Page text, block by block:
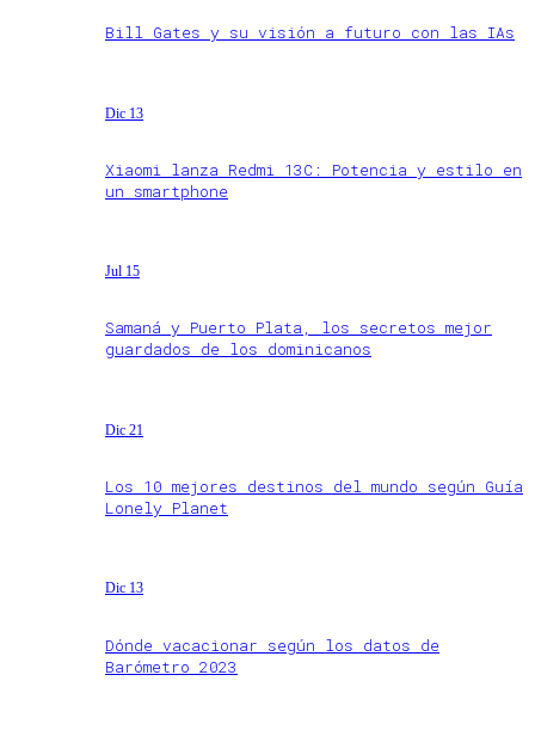
Bill Gates y su visión a futuro con las IAs
Dic 13
Xiaomi lanza Redmi 13C: Potencia y estilo en
un smartphone
Jul 15
Samaná y Puerto Plata, los secretos mejor
guardados de los dominicanos
Dic 21
Los 10 mejores destinos del mundo según Guía
Lonely Planet
Dic 13
Dónde vacacionar según los datos de
Barómetro 2023